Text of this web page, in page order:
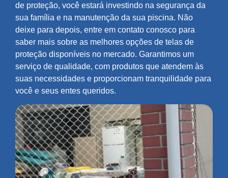
de proteção, você estará investindo na segurança da
sua família e na manutenção da sua piscina. Não
deixe para depois, entre em contato conosco para
saber mais sobre as melhores opções de telas de
proteção disponíveis no mercado. Garantimos um
serviço de qualidade, com produtos que atendem às
suas necessidades e proporcionam tranquilidade para
você e seus entes queridos.